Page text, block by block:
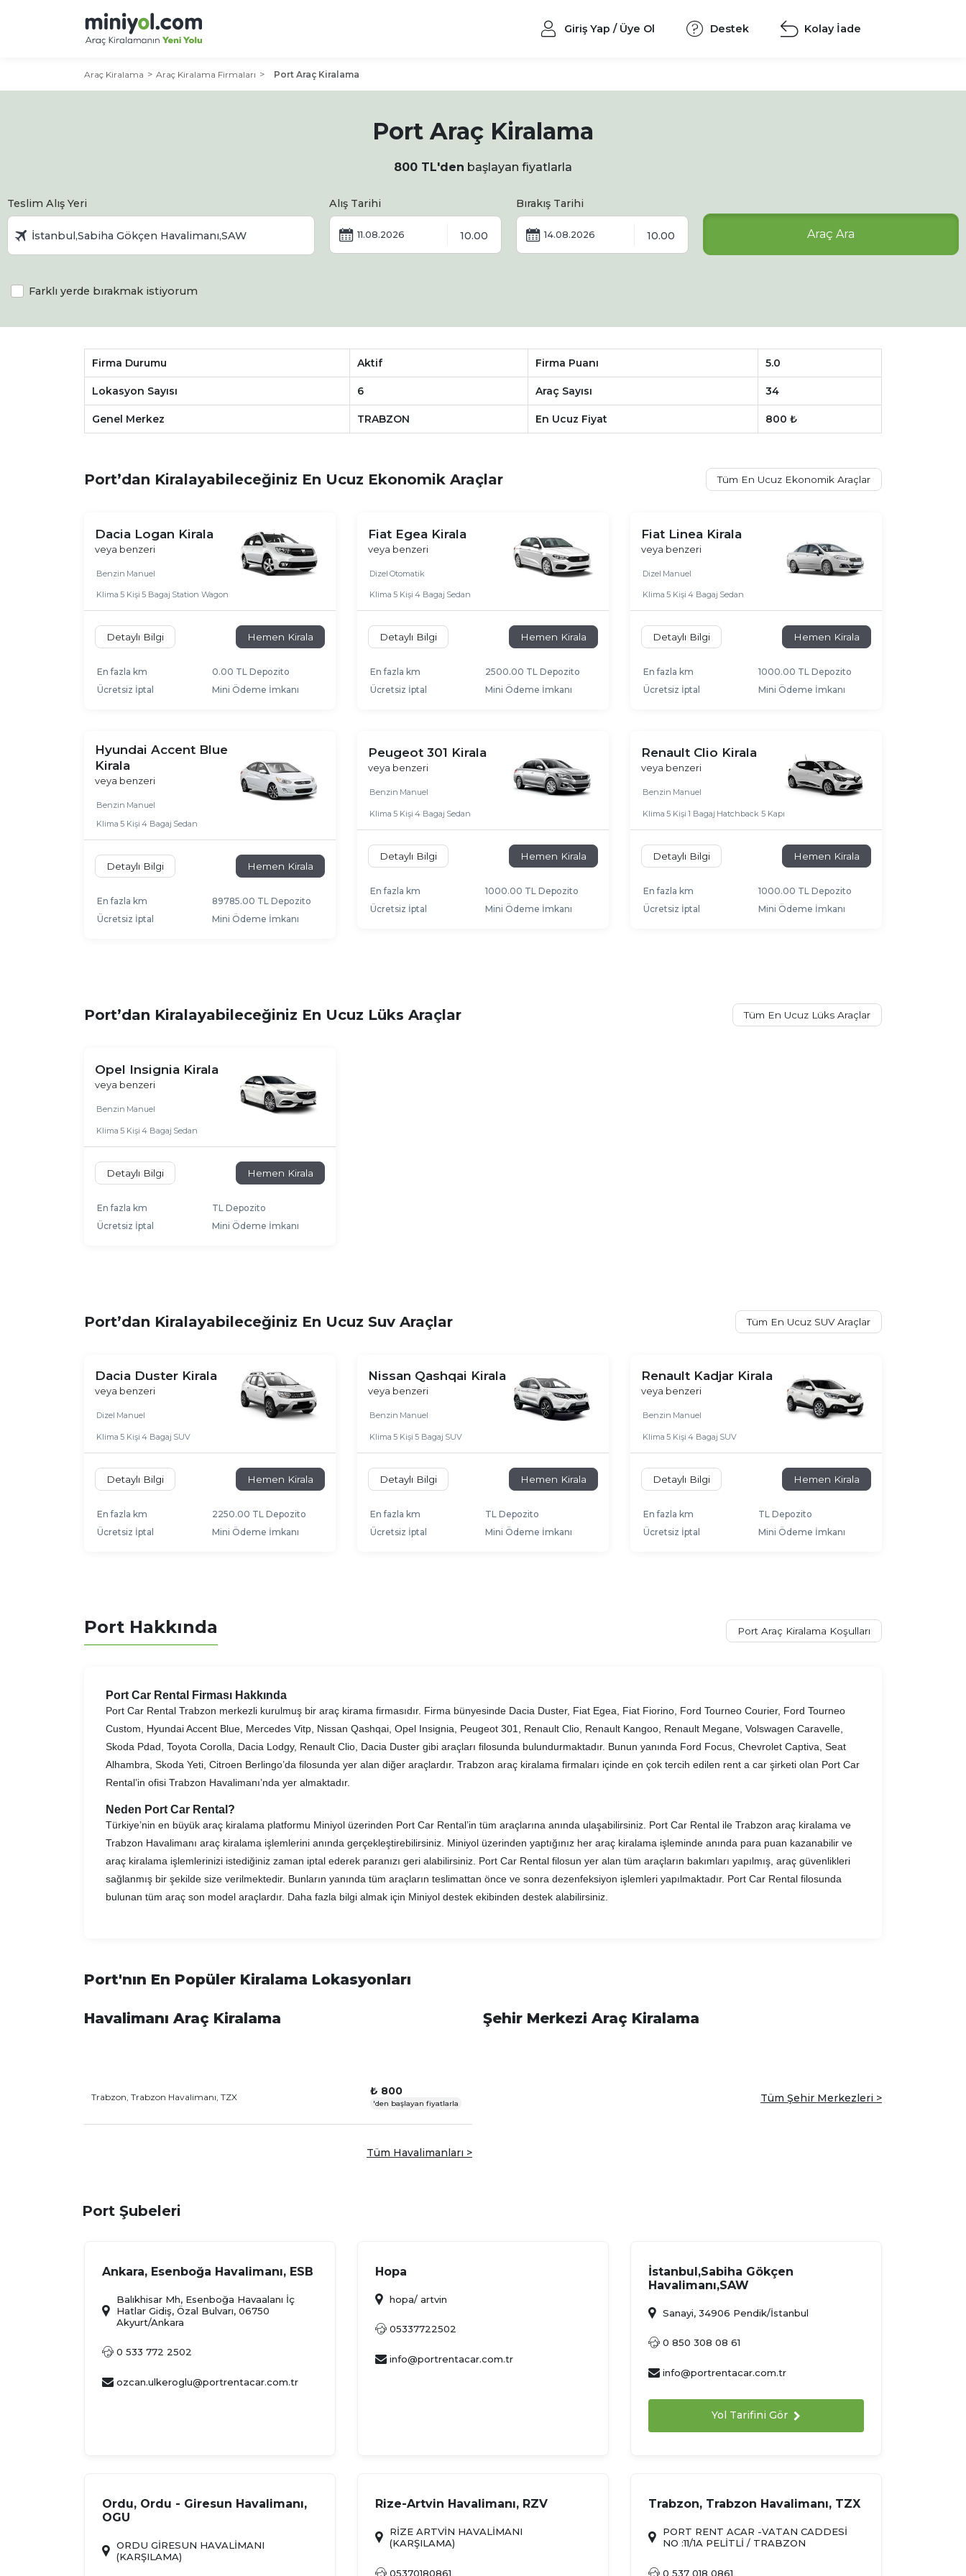
Giriş Yap / Üye Ol Destek Kolay İade
Araç Kiralama Araç Kiralama Firmaları Port Araç Kiralama
Port Araç Kiralama
800 TL'den başlayan fiyatlarla
Teslim Alış Yeri Alış Tarihi Bırakış Tarihi
Araç Ara
Farklı yerde bırakmak istiyorum
Firma Durumu Aktif Firma Puanı 5.0
Lokasyon Sayısı 6 Araç Sayısı 34
Genel Merkez TRABZON En Ucuz Fiyat 800 ₺
Port’dan Kiralayabileceğiniz En Ucuz Ekonomik Araçlar Tüm En Ucuz Ekonomik Araçlar
Dacia Logan Kirala
veya benzeri
Benzin Manuel
Klima 5 Kişi 5 Bagaj Station Wagon
Detaylı Bilgi Hemen Kirala
En fazla km
0.00 TL Depozito
Ücretsiz İptal
Mini Ödeme İmkanı
Fiat Egea Kirala
veya benzeri
Dizel Otomatik
Klima 5 Kişi 4 Bagaj Sedan
Detaylı Bilgi Hemen Kirala
En fazla km
2500.00 TL Depozito
Ücretsiz İptal
Mini Ödeme İmkanı
Fiat Linea Kirala
veya benzeri
Dizel Manuel
Klima 5 Kişi 4 Bagaj Sedan
Detaylı Bilgi Hemen Kirala
En fazla km
1000.00 TL Depozito
Ücretsiz İptal
Mini Ödeme İmkanı
Hyundai Accent Blue
Kirala
veya benzeri
Benzin Manuel
Klima 5 Kişi 4 Bagaj Sedan
Detaylı Bilgi Hemen Kirala
En fazla km
89785.00 TL Depozito
Ücretsiz İptal
Mini Ödeme İmkanı
Peugeot 301 Kirala
veya benzeri
Benzin Manuel
Klima 5 Kişi 4 Bagaj Sedan
Detaylı Bilgi Hemen Kirala
En fazla km
1000.00 TL Depozito
Ücretsiz İptal
Mini Ödeme İmkanı
Renault Clio Kirala
veya benzeri
Benzin Manuel
Klima 5 Kişi 1 Bagaj Hatchback 5 Kapı
Detaylı Bilgi Hemen Kirala
En fazla km
1000.00 TL Depozito
Ücretsiz İptal
Mini Ödeme İmkanı
Port’dan Kiralayabileceğiniz En Ucuz Lüks Araçlar Tüm En Ucuz Lüks Araçlar
Opel Insignia Kirala
veya benzeri
Benzin Manuel
Klima 5 Kişi 4 Bagaj Sedan
Detaylı Bilgi Hemen Kirala
En fazla km
TL Depozito
Ücretsiz İptal
Mini Ödeme İmkanı
Port’dan Kiralayabileceğiniz En Ucuz Suv Araçlar Tüm En Ucuz SUV Araçlar
Dacia Duster Kirala
veya benzeri
Dizel Manuel
Klima 5 Kişi 4 Bagaj SUV
Detaylı Bilgi Hemen Kirala
En fazla km
2250.00 TL Depozito
Ücretsiz İptal
Mini Ödeme İmkanı
Nissan Qashqai Kirala
veya benzeri
Benzin Manuel
Klima 5 Kişi 5 Bagaj SUV
Detaylı Bilgi Hemen Kirala
En fazla km
TL Depozito
Ücretsiz İptal
Mini Ödeme İmkanı
Renault Kadjar Kirala
veya benzeri
Benzin Manuel
Klima 5 Kişi 4 Bagaj SUV
Detaylı Bilgi Hemen Kirala
En fazla km
TL Depozito
Ücretsiz İptal
Mini Ödeme İmkanı
Port Hakkında Port Araç Kiralama Koşulları
Port Car Rental Firması Hakkında
Port Car Rental Trabzon merkezli kurulmuş bir araç kirama firmasıdır. Firma bünyesinde Dacia Duster, Fiat Egea, Fiat Fiorino, Ford Tourneo Courier, Ford Tourneo
Custom, Hyundai Accent Blue, Mercedes Vitp, Nissan Qashqai, Opel Insignia, Peugeot 301, Renault Clio, Renault Kangoo, Renault Megane, Volswagen Caravelle,
Skoda Pdad, Toyota Corolla, Dacia Lodgy, Renault Clio, Dacia Duster gibi araçları filosunda bulundurmaktadır. Bunun yanında Ford Focus, Chevrolet Captiva, Seat
Alhambra, Skoda Yeti, Citroen Berlingo’da filosunda yer alan diğer araçlardır. Trabzon araç kiralama firmaları içinde en çok tercih edilen rent a car şirketi olan Port Car
Rental’in ofisi Trabzon Havalimanı’nda yer almaktadır.
Neden Port Car Rental?
Türkiye’nin en büyük araç kiralama platformu Miniyol üzerinden Port Car Rental’in tüm araçlarına anında ulaşabilirsiniz. Port Car Rental ile Trabzon araç kiralama ve
Trabzon Havalimanı araç kiralama işlemlerini anında gerçekleştirebilirsiniz. Miniyol üzerinden yaptığınız her araç kiralama işleminde anında para puan kazanabilir ve
araç kiralama işlemlerinizi istediğiniz zaman iptal ederek paranızı geri alabilirsiniz. Port Car Rental filosun yer alan tüm araçların bakımları yapılmış, araç güvenlikleri
sağlanmış bir şekilde size verilmektedir. Bunların yanında tüm araçların teslimattan önce ve sonra dezenfeksiyon işlemleri yapılmaktadır. Port Car Rental filosunda
bulunan tüm araç son model araçlardır. Daha fazla bilgi almak için Miniyol destek ekibinden destek alabilirsiniz.
Port'nın En Popüler Kiralama Lokasyonları
Havalimanı Araç Kiralama Şehir Merkezi Araç Kiralama
Trabzon, Trabzon Havalimanı, TZX ₺ 800
'den başlayan fiyatlarla
Tüm Havalimanları >
Tüm Şehir Merkezleri >
Port Şubeleri
Ankara, Esenboğa Havalimanı, ESB
Balıkhisar Mh, Esenboğa Havaalanı İç
Hatlar Gidiş, Özal Bulvarı, 06750
Akyurt/Ankara
0 533 772 2502
ozcan.ulkeroglu@portrentacar.com.tr
Hopa
hopa/ artvin
05337722502
info@portrentacar.com.tr
İstanbul,Sabiha Gökçen
Havalimanı,SAW
Sanayi, 34906 Pendik/İstanbul
0 850 308 08 61
info@portrentacar.com.tr
Yol Tarifini Gör
Ordu, Ordu - Giresun Havalimanı,
OGU
ORDU GİRESUN HAVALİMANI
(KARŞILAMA)
Rize-Artvin Havalimanı, RZV
RİZE ARTVİN HAVALİMANI
(KARŞILAMA)
05370180861
Trabzon, Trabzon Havalimanı, TZX
PORT RENT ACAR -VATAN CADDESİ
NO :11/1A PELİTLİ / TRABZON
0 537 018 0861